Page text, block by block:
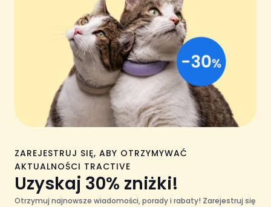
ZAREJESTRUJ SIĘ, ABY OTRZYMYWAĆ
AKTUALNOŚCI TRACTIVE
Uzyskaj 30% zniżki!
Otrzymuj najnowsze wiadomości, porady i rabaty! Zarejestruj się